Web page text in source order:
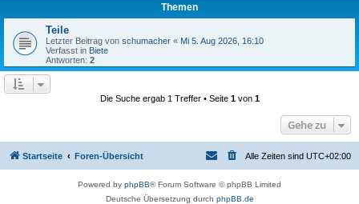
Themen
Teile
Letzter Beitrag von schumacher « Mi 5. Aug 2026, 16:10
Verfasst in Biete
Antworten: 2
Die Suche ergab 1 Treffer • Seite 1von 1
Gehe zu
Startseite Foren-Übersicht Alle Zeiten sind UTC+02:00
Powered by phpBB® Forum Software © phpBB Limited
Deutsche Übersetzung durch phpBB.de